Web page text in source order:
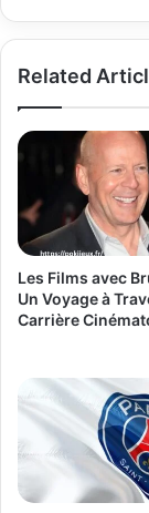
Related
Les Films avec
Un Voyage à
Carrière